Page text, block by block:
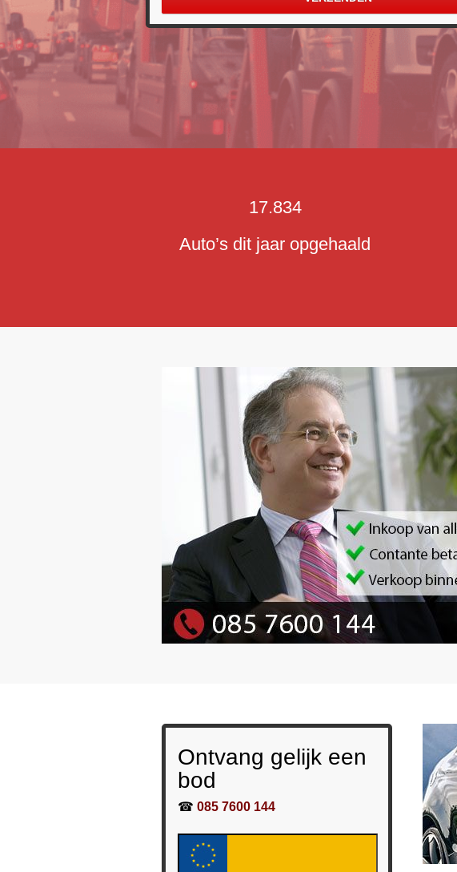
17.834
Auto’s dit jaar opgehaald
Ontvang gelijk een
bod
☎ 085 7600 144